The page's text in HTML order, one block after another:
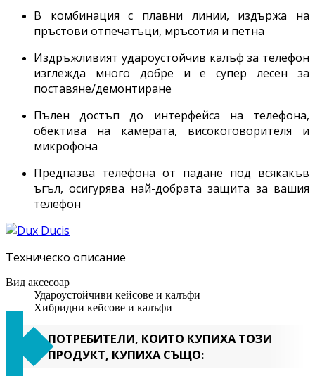
В комбинация с плавни линии, издържа на
пръстови отпечатъци, мръсотия и петна
Издръжливият удароустойчив калъф за телефон
изглежда много добре и е супер лесен за
поставяне/демонтиране
Пълен достъп до интерфейса на телефона,
обектива на камерата, високоговорителя и
микрофона
Предпазва телефона от падане под всякакъв
ъгъл, осигурява най-добрата защита за вашия
телефон
Техническо описание
Вид аксесоар
Удароустойчиви кейсове и калъфи
Хибридни кейсове и калъфи
ПОТРЕБИТЕЛИ, КОИТО КУПИХА ТОЗИ
ПРОДУКТ, КУПИХА СЪЩО: